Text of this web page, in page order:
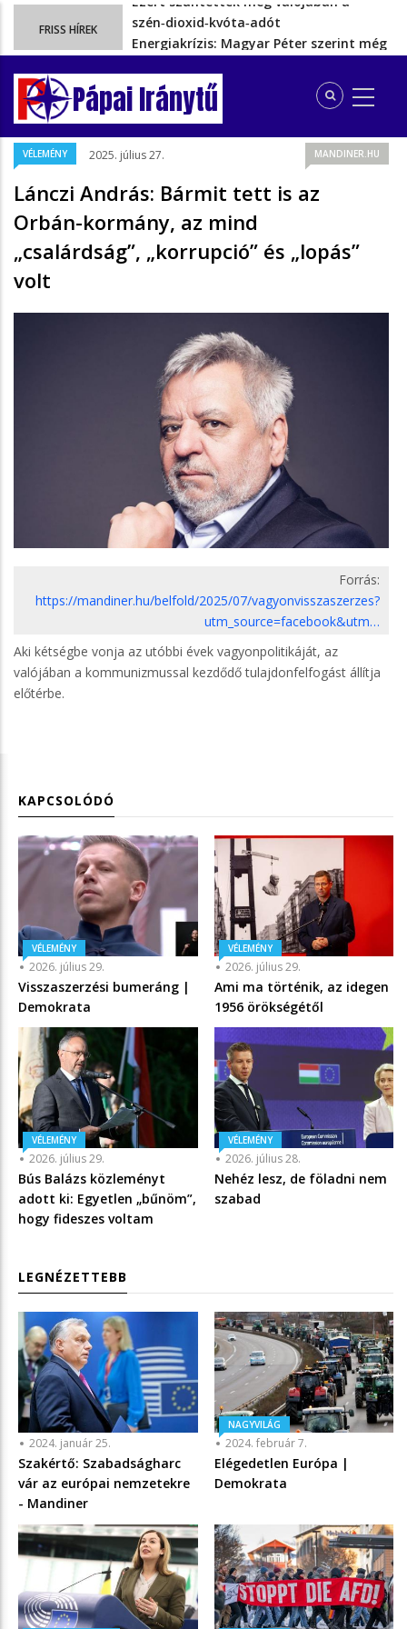
FRISS HÍREK
Energiakrízis: Magyar Péter szerint még
hetekig nem lehet…
A spanyol enklávét elárasztják a
tengeren érkező migránsok
Rétvári Bence: Magyar Péter gőzerővel
hátrál ki a tanároknak tett…
Magyar Péter rendkívüli bejelentést tett,
energia-krízishelyzet jöhet…
Ezért szüntették meg valójában a
szén‑dioxid‑kvóta‑adót
Pápai Iránytű
VÉLEMÉNY 2025. július 27. MANDINER.HU
Lánczi András: Bármit tett is az
Orbán-kormány, az mind
„csalárdság”, „korrupció” és „lopás”
volt
Forrás:
https://mandiner.hu/belfold/2025/07/vagyonvisszaszerzes?
utm_source=facebook&utm…
Aki kétségbe vonja az utóbbi évek vagyonpolitikáját, az
valójában a kommunizmussal kezdődő tulajdonfelfogást állítja
előtérbe.
KAPCSOLÓDÓ
VÉLEMÉNY
2026. július 29.
Visszaszerzési bumeráng |
Demokrata
VÉLEMÉNY
2026. július 29.
Ami ma történik, az idegen
1956 örökségétől
VÉLEMÉNY
2026. július 29.
Bús Balázs közleményt
adott ki: Egyetlen „bűnöm”,
hogy fideszes voltam
VÉLEMÉNY
2026. július 28.
Nehéz lesz, de föladni nem
szabad
LEGNÉZETTEBB
2024. január 25.
Szakértő: Szabadságharc
vár az európai nemzetekre
- Mandiner
NAGYVILÁG
2024. február 7.
Elégedetlen Európa |
Demokrata